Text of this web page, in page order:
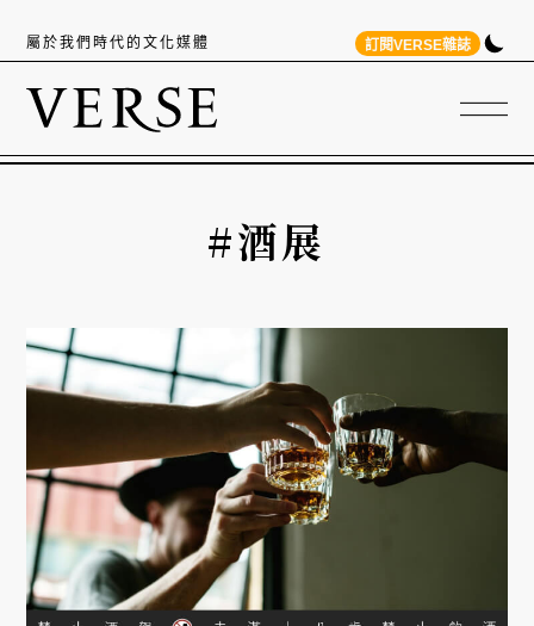
屬於我們時代的文化媒體 訂閱VERSE雜誌
#酒展